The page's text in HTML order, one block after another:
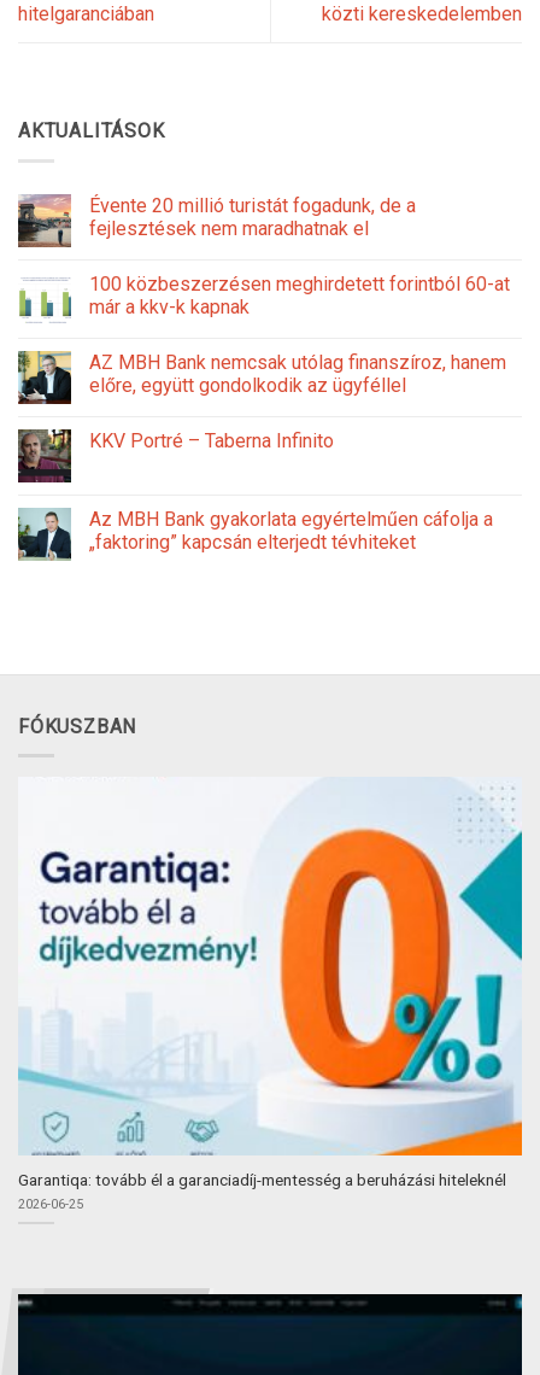
hitelgaranciában
közti kereskedelemben
AKTUALITÁSOK
Évente 20 millió turistát fogadunk, de a
fejlesztések nem maradhatnak el
100 közbeszerzésen meghirdetett forintból 60-at
már a kkv-k kapnak
AZ MBH Bank nemcsak utólag finanszíroz, hanem
előre, együtt gondolkodik az ügyféllel
KKV Portré – Taberna Infinito
Az MBH Bank gyakorlata egyértelműen cáfolja a
„faktoring” kapcsán elterjedt tévhiteket
FÓKUSZBAN
Garantiqa: tovább él a garanciadíj-mentesség a beruházási hiteleknél
2026-06-25